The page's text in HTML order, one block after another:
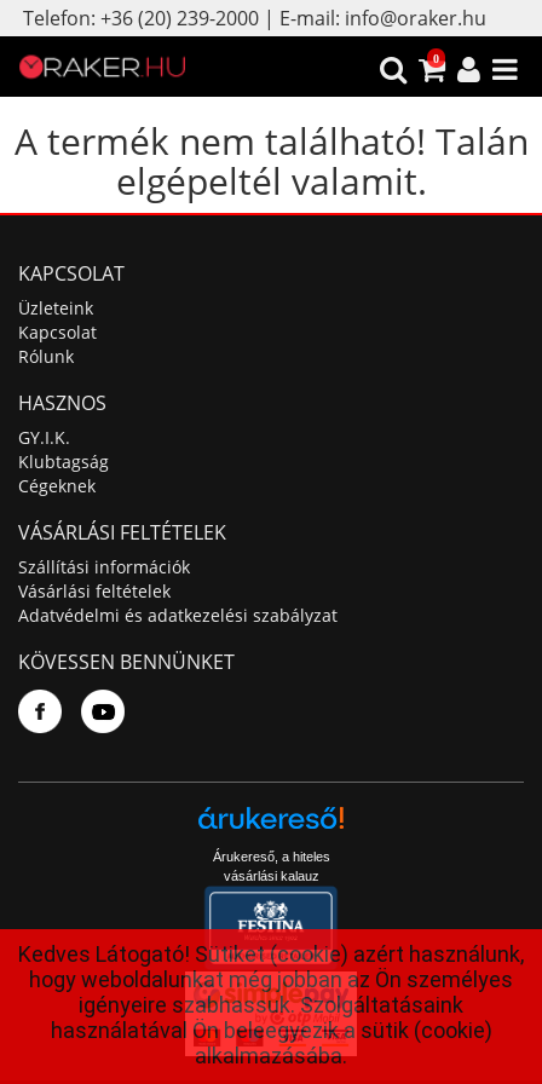
Telefon: +36 (20) 239-2000 | E-mail: info@oraker.hu
0
A termék nem található! Talán
elgépeltél valamit.
KAPCSOLAT
Üzleteink
Kapcsolat
Rólunk
HASZNOS
GY.I.K.
Klubtagság
Cégeknek
VÁSÁRLÁSI FELTÉTELEK
Szállítási információk
Vásárlási feltételek
Adatvédelmi és adatkezelési szabályzat
KÖVESSEN BENNÜNKET
Árukereső, a hiteles
vásárlási kalauz
Kedves Látogató! Sütiket (cookie) azért használunk,
hogy weboldalunkat még jobban az Ön személyes
igényeire szabhassuk. Szolgáltatásaink
használatával Ön beleegyezik a sütik (cookie)
alkalmazásába.